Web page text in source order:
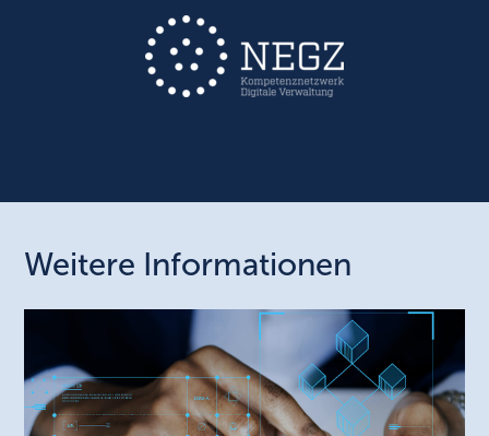
Weitere Informationen